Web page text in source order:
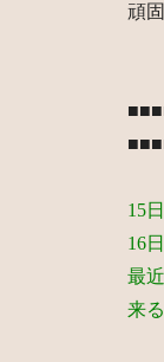
頑
15
16
最
来